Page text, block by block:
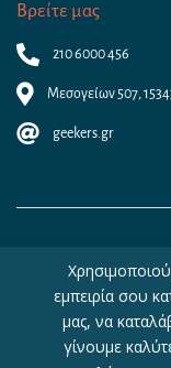
Βρείτε μας
210 6000 456
Μεσογείων 507,
geekers.gr
Copyright © 2026 -
εμπειρία σου
μας, να
γίνουμε